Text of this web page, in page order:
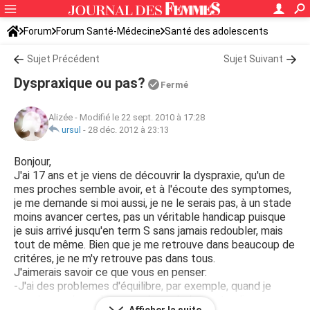
Forum Forum Santé-Médecine Santé des adolescents
Sujet Précédent Sujet Suivant
Dyspraxique ou pas? Fermé
Alizée - Modifié le 22 sept. 2010 à 17:28
ursul - 28 déc. 2012 à 23:13
Bonjour,
J'ai 17 ans et je viens de découvrir la dyspraxie, qu'un de
mes proches semble avoir, et à l'écoute des symptomes,
je me demande si moi aussi, je ne le serais pas, à un stade
moins avancer certes, pas un véritable handicap puisque
je suis arrivé jusqu'en term S sans jamais redoubler, mais
tout de même. Bien que je me retrouve dans beaucoup de
critéres, je ne m'y retrouve pas dans tous.
J'aimerais savoir ce que vous en penser:
-J'ai des problemes d'équilibre, par exemple, quand je
marche, seul mon bras gauche se balance, tandis que